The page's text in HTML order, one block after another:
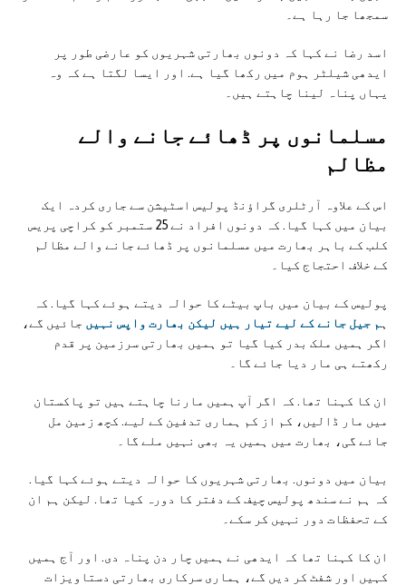
سمجھا جا رہا ہے۔
اسد رضا نے کہا کہ دونوں بھارتی شہریوں کو عارضی طور پر
ایدھی شیلٹر ہوم میں رکھا گیا ہے. اور ایسا لگتا ہے کہ وہ
یہاں پناہ لینا چاہتے ہیں۔
مسلمانوں پر ڈھائے جانے والے
مظالم
اس کے علاوہ آرٹلری گراؤنڈ پولیس اسٹیشن سے جاری کردہ ایک
بیان میں کہا گیا. کہ دونوں افراد نے 25 ستمبر کو کراچی پریس
کلب کے باہر بھارت میں مسلمانوں پر ڈھائے جانے والے مظالم
کے خلاف احتجاج کیا۔
پولیس کے بیان میں باپ بیٹے کا حوالہ دیتے ہوئے کہا گیا. کہ
ہم جیل جانے کے لیے تیار ہیں لیکن بھارت واپس نہیں جائیں گے،
اگر ہمیں ملک بدر کیا گیا تو ہمیں بھارتی سرزمین پر قدم
رکھتے ہی مار دیا جائے گا۔
ان کا کہنا تھا. کہ اگر آپ ہمیں مارنا چاہتے ہیں تو پاکستان
میں مار ڈالیں، کم از کم ہماری تدفین کے لیے. کچھ زمین مل
جائے گی، بھارت میں ہمیں یہ بھی نہیں ملے گا۔
بیان میں دونوں. بھارتی شہریوں کا حوالہ دیتے ہوئے کہا گیا.
کہ ہم نے سندھ پولیس چیف کے دفتر کا دورہ کیا تھا. لیکن ہم ان
کے تحفظات دور نہیں کر سکے۔
ان کا کہنا تھا کہ ایدھی نے ہمیں چار دن پناہ دی. اور آج ہمیں
کہیں اور شفٹ کر دیں گے، ہماری سرکاری بھارتی دستاویزات